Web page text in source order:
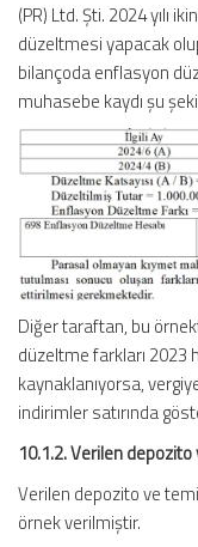
(PR) Ltd. Şti. 2024 yılı
düzeltmesi yapacak
bilançoda enflasyon
muhasebe kaydı şu
Diğer taraftan, bu
düzeltme farkları
kaynaklanıyorsa,
indirimler satırında
10.1.2. Verilen
Verilen depozito ve
örnek verilmiştir.